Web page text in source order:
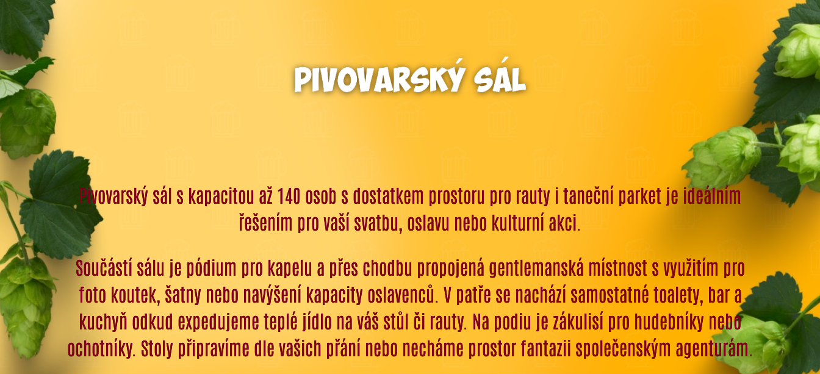
Pivovarský sál s kapacitou až 140 osob s dostatkem prostoru pro rauty i taneční parket je ideálním
řešením pro vaší svatbu, oslavu nebo kulturní akci.
Součástí sálu je pódium pro kapelu a přes chodbu propojená gentlemanská místnost s využitím pro
foto koutek, šatny nebo navýšení kapacity oslavenců. V patře se nachází samostatné toalety, bar a
kuchyň odkud expedujeme teplé jídlo na váš stůl či rauty. Na podiu je zákulisí pro hudebníky nebo
ochotníky. Stoly připravíme dle vašich přání nebo necháme prostor fantazii společenským agenturám.